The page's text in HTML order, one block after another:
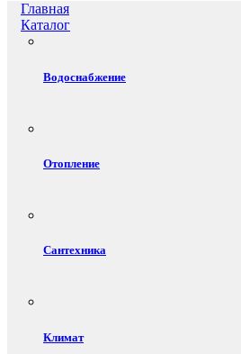
Главная
Каталог
Водоснабжение
Отопление
Сантехника
Климат